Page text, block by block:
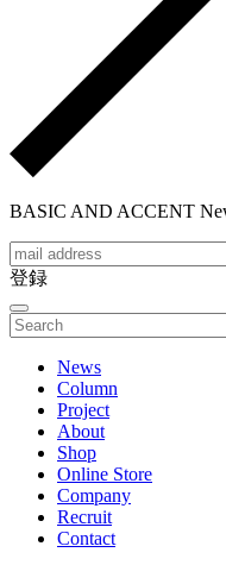
BASIC AND ACCENT
登録
toggle
navigation
News
Column
Project
About
Shop
Online Store
Company
Recruit
Contact